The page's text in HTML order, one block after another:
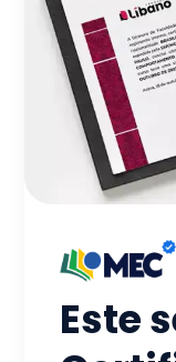
Este